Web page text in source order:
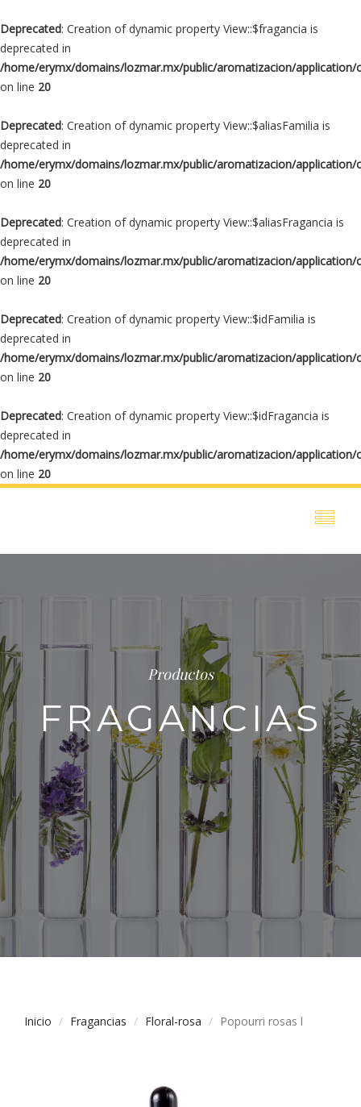
Deprecated: Creation of dynamic property View::$fragancia is
deprecated in
/home/erymx/domains/lozmar.mx/public/aromatizacion/application/
on line 20
Deprecated: Creation of dynamic property View::$aliasFamilia is
deprecated in
/home/erymx/domains/lozmar.mx/public/aromatizacion/application/
on line 20
Deprecated: Creation of dynamic property View::$aliasFragancia is
deprecated in
/home/erymx/domains/lozmar.mx/public/aromatizacion/application/
on line 20
Deprecated: Creation of dynamic property View::$idFamilia is
deprecated in
/home/erymx/domains/lozmar.mx/public/aromatizacion/application/
on line 20
Deprecated: Creation of dynamic property View::$idFragancia is
deprecated in
/home/erymx/domains/lozmar.mx/public/aromatizacion/application/
on line 20
Productos
FRAGANCIAS
Inicio Fragancias Floral-rosa Popourri rosas l